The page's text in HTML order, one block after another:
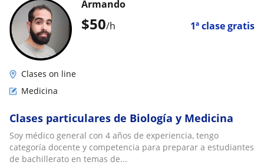
$50/h 1ª clase gratis
Armando
Clases on line
Medicina
Clases particulares de Biología y Medicina
Soy médico general con 4 años de experiencia, tengo
categoría docente y competencia para preparar a estudiantes
de bachillerato en temas de...